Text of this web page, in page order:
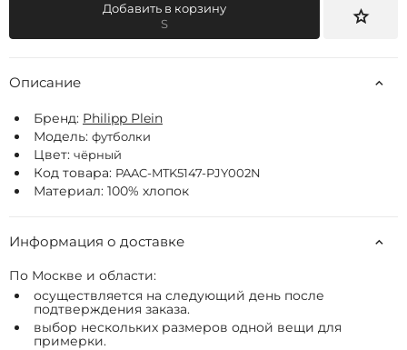
Добавить в корзину
S
Описание
Бренд: Philipp Plein
Модель: футболки
Цвет: чёрный
Код товара: PAAC-MTK5147-PJY002N
Материал: 100% хлопок
Информация о доставке
По Москве и области:
осуществляется на следующий день после
подтверждения заказа.
выбор нескольких размеров одной вещи для
примерки.